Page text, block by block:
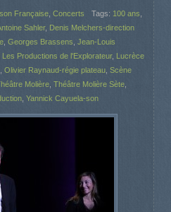
Française Concerts Tags: 100 ans
Sahler, Denis Melchers-direction
Georges Brassens Jean-Louis
Les Productions de l'Explorateur, Lucrèce
Olivier Raynaud-régie plateau Scène
Molière Théâtre Molière Sète
Yannick Cayuela-son